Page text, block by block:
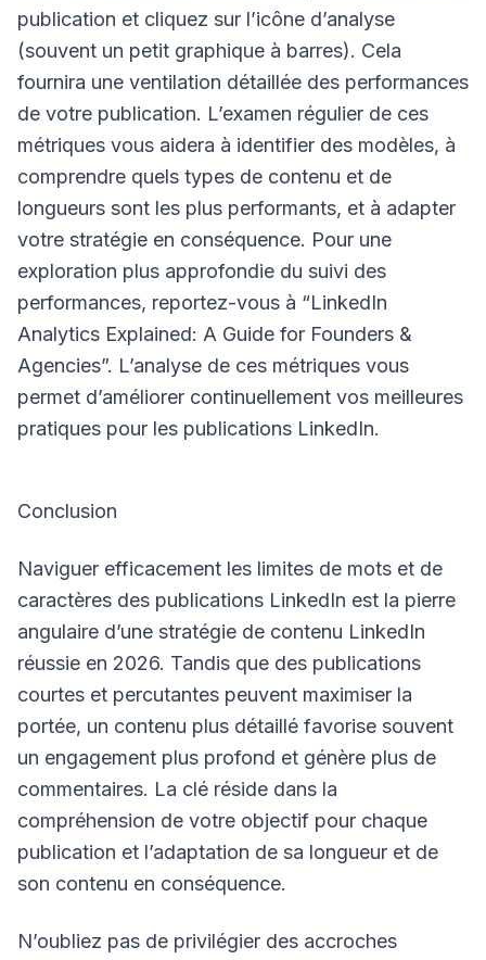
publication et cliquez sur l’icône d’analyse
(souvent un petit graphique à barres). Cela
fournira une ventilation détaillée des performances
de votre publication. L’examen régulier de ces
métriques vous aidera à identifier des modèles, à
comprendre quels types de contenu et de
longueurs sont les plus performants, et à adapter
votre stratégie en conséquence. Pour une
exploration plus approfondie du suivi des
performances, reportez-vous à “LinkedIn
Analytics Explained: A Guide for Founders &
Agencies”. L’analyse de ces métriques vous
permet d’améliorer continuellement vos meilleures
pratiques pour les publications LinkedIn.
Conclusion
Naviguer efficacement les limites de mots et de
caractères des publications LinkedIn est la pierre
angulaire d’une stratégie de contenu LinkedIn
réussie en 2026. Tandis que des publications
courtes et percutantes peuvent maximiser la
portée, un contenu plus détaillé favorise souvent
un engagement plus profond et génère plus de
commentaires. La clé réside dans la
compréhension de votre objectif pour chaque
publication et l’adaptation de sa longueur et de
son contenu en conséquence.
N’oubliez pas de privilégier des accroches